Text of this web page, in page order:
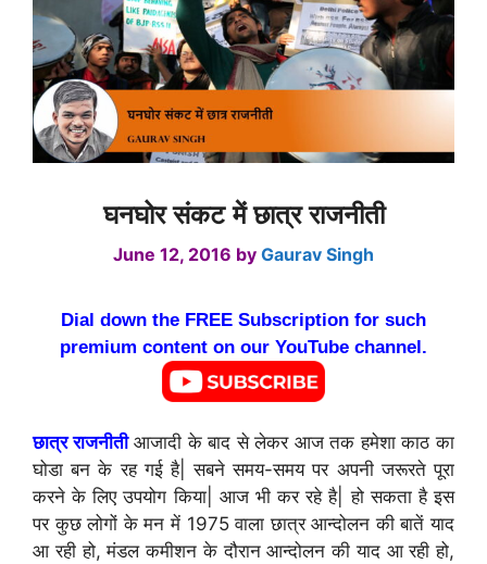
घनघोर संकट में छात्र राजनीती
June 12, 2016 by Gaurav Singh
Dial down the FREE Subscription for such
premium content on our YouTube channel.
छात्र राजनीतीआजादी के बाद से लेकर आज तक हमेशा काठ का
घोडा बन के रह गई है| सबने समय-समय पर अपनी जरूरते पूरा
करने के लिए उपयोग किया| आज भी कर रहे है| हो सकता है इस
पर कुछ लोगों के मन में 1975 वाला छात्र आन्दोलन की बातें याद
आ रही हो, मंडल कमीशन के दौरान आन्दोलन की याद आ रही हो,